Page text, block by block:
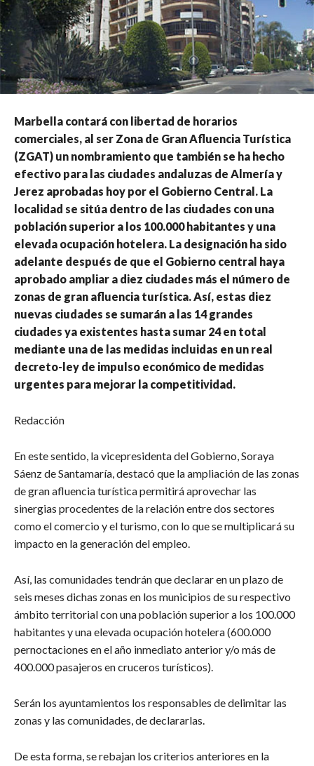
Marbella contará con libertad de horarios
comerciales, al ser Zona de Gran Afluencia Turística
(ZGAT) un nombramiento que también se ha hecho
efectivo para las ciudades andaluzas de Almería y
Jerez aprobadas hoy por el Gobierno Central. La
localidad se sitúa dentro de las ciudades con una
población superior a los 100.000 habitantes y una
elevada ocupación hotelera. La designación ha sido
adelante después de que el Gobierno central haya
aprobado ampliar a diez ciudades más el número de
zonas de gran afluencia turística. Así, estas diez
nuevas ciudades se sumarán a las 14 grandes
ciudades ya existentes hasta sumar 24 en total
mediante una de las medidas incluidas en un real
decreto-ley de impulso económico de medidas
urgentes para mejorar la competitividad.
Redacción
En este sentido, la vicepresidenta del Gobierno, Soraya
Sáenz de Santamaría, destacó que la ampliación de las zonas
de gran afluencia turística permitirá aprovechar las
sinergias procedentes de la relación entre dos sectores
como el comercio y el turismo, con lo que se multiplicará su
impacto en la generación del empleo.
Así, las comunidades tendrán que declarar en un plazo de
seis meses dichas zonas en los municipios de su respectivo
ámbito territorial con una población superior a los 100.000
habitantes y una elevada ocupación hotelera (600.000
pernoctaciones en el año inmediato anterior y/o más de
400.000 pasajeros en cruceros turísticos).
Serán los ayuntamientos los responsables de delimitar las
zonas y las comunidades, de declararlas.
De esta forma, se rebajan los criterios anteriores en la